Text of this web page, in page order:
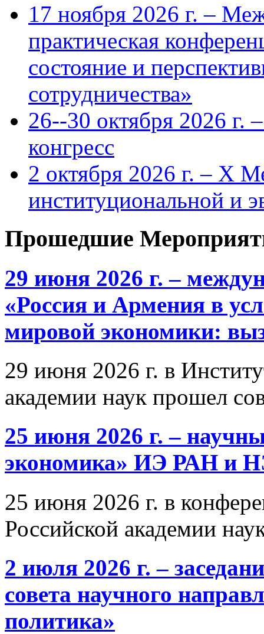
17 ноября 2026 г. –
практическая
состояние и
сотрудничества»
26--30 октября 2026 г.
конгресс
2 октября 2026 г. – X
институциональной и
Прошедшие
29 июня 2026 г. –
«Россия и Армения в
мировой экономики:
29 июня 2026 г. в
академии наук прошел
25 июня 2026 г. –
экономика» ИЭ РАН и
25 июня 2026 г. в
Российской академии
2 июля 2026 г. –
совета научного
политика»